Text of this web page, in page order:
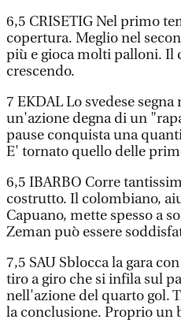
6,5 CRISETIG Nel primo
copertura. Meglio nel
più e gioca molti palloni. Il
crescendo.
7 EKDAL Lo svedese
un'azione degna di un
pause conquista una
E' tornato quello delle
6,5 IBARBO Corre
costrutto. Il colombiano,
Capuano, mette spesso a
Zeman può essere
7,5 SAU Sblocca la gara
tiro a giro che si infila sul
nell'azione del quarto gol.
la conclusione. Proprio un